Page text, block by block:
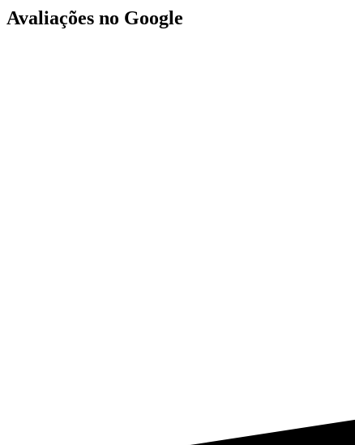
Avaliações no Google